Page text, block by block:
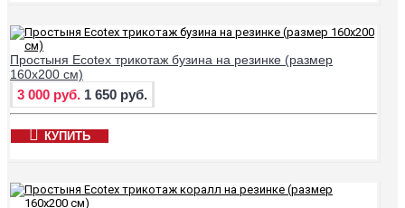
Простыня Ecotex трикотаж бузина на резинке (размер
160х200 см)
3 000 руб. 1 650 руб.
КУПИТЬ